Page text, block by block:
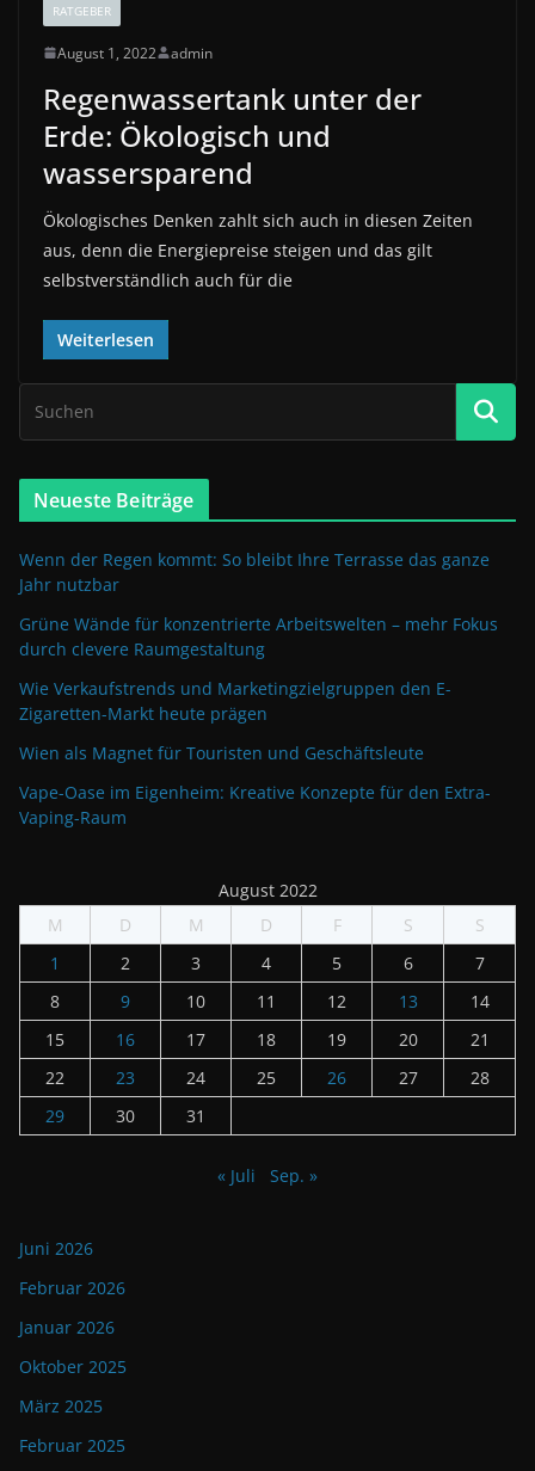
RATGEBER
August 1, 2022 admin
Regenwassertank unter der
Erde: Ökologisch und
wassersparend
Ökologisches Denken zahlt sich auch in diesen Zeiten
aus, denn die Energiepreise steigen und das gilt
selbstverständlich auch für die
Weiterlesen
Neueste Beiträge
Wenn der Regen kommt: So bleibt Ihre Terrasse das ganze
Jahr nutzbar
Grüne Wände für konzentrierte Arbeitswelten – mehr Fokus
durch clevere Raumgestaltung
Wie Verkaufstrends und Marketingzielgruppen den E-
Zigaretten-Markt heute prägen
Wien als Magnet für Touristen und Geschäftsleute
Vape-Oase im Eigenheim: Kreative Konzepte für den Extra-
Vaping-Raum
August 2022
M
D M D F S
S
1
2 3 4 5 6
7
8
9 10 11 12 13
14
15
16 17 18 19 20
21
22
23 24 25 26 27
28
29
30 31
« Juli Sep. »
Juni 2026
Februar 2026
Januar 2026
Oktober 2025
März 2025
Februar 2025